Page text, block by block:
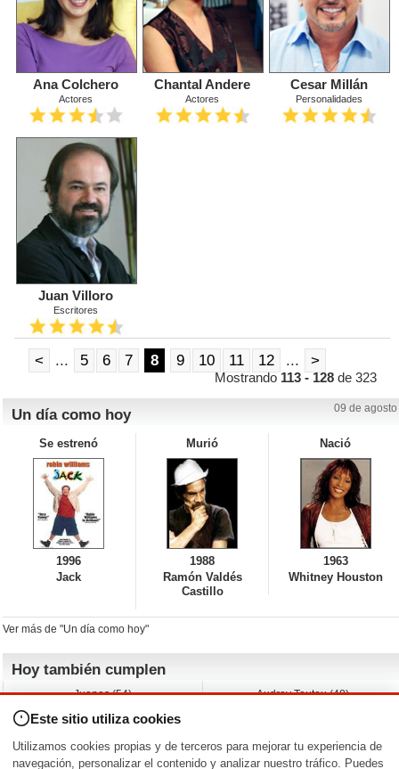
Ana Colchero
Actores
Chantal Andere
Actores
Cesar Millán
Personalidades
Juan Villoro
Escritores
< ... 5 6 7 8 9 10 11 12 ... >
Mostrando113 - 128 de 323
Un día como hoy 09 de agosto
Se estrenó
1996
Jack
Murió
1988
Ramón Valdés
Castillo
Nació
1963
Whitney Houston
Ver más de "Un día como hoy"
Hoy también cumplen
Juanes (54)
Jessica Capshaw (50)
Sam Elliott (82)
Jarvis Hayes (45)
Audrey Tautou (48)
The Edge (65)
Anna Kendrick (41)
Este sitio utiliza cookies
Utilizamos cookies propias y de terceros para mejorar tu experiencia de
navegación, personalizar el contenido y analizar nuestro tráfico. Puedes